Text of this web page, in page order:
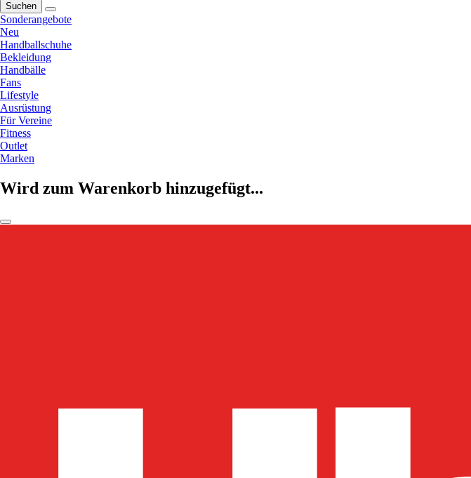
Suchen
Sonderangebote
Neu
Handballschuhe
Bekleidung
Handbälle
Fans
Lifestyle
Ausrüstung
Für Vereine
Fitness
Outlet
Marken
Wird zum Warenkorb hinzugefügt...